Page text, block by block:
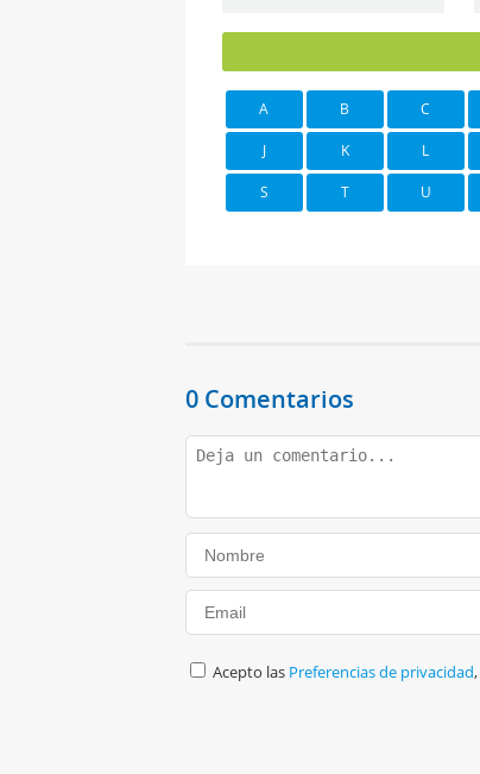
A B C
J K L
S T U
0 Comentarios
Acepto las Preferencias de privacidad,